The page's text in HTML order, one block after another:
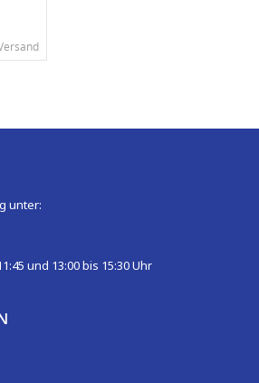
unter:
und 13:00 bis 15:30 Uhr